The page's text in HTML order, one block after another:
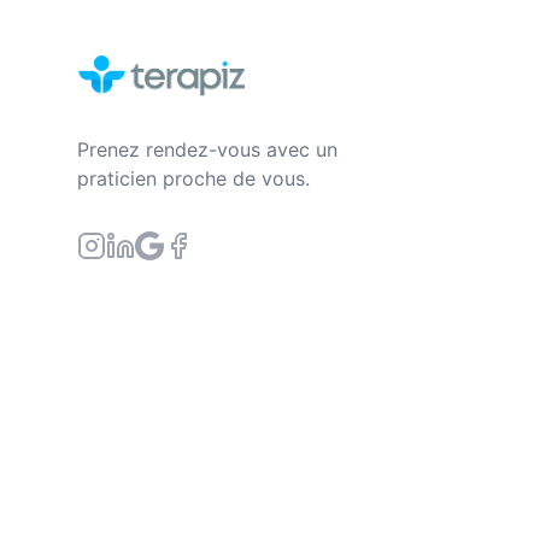
Prenez rendez-vous avec un
praticien proche de vous.